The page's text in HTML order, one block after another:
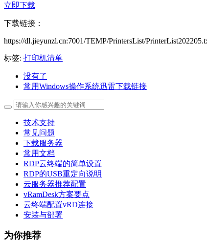
立即下载
下载链接：
https://dl.jieyunzl.cn:7001/TEMP/PrintersList/
标签: 打印机清单
没有了
常用Windows操作系统迅雷下载链接
技术支持
常见问题
下载服务器
常用文档
RDP云终端的简单设置
RDP的USB重定向说明
云服务器推荐配置
vRamDesk方案要点
云终端配置vRD连接
安装与部署
为你推荐